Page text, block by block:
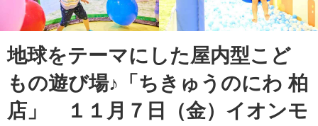
地球をテーマにした屋内型こど
もの遊び場♪「ちきゅうのにわ 柏
店」 １１月７日（金）イオンモ